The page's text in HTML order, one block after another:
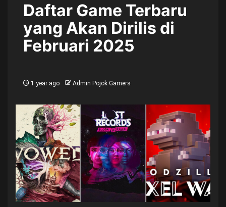
Daftar Game Terbaru
yang Akan Dirilis di
Februari 2025
1 year ago Admin Pojok Gamers